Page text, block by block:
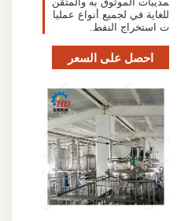
للغاية في لجميع أنواع عمليا
ت استخراج النفط.
احصل على السعر